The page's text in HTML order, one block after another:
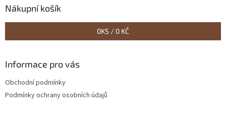
Nákupní košík
0KS / 0 KČ
Informace pro vás
Obchodní podmínky
Podmínky ochrany osobních údajů